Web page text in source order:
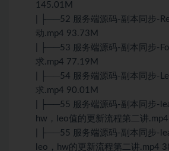
145.01M
| ├──52 服务端源码-副本同步-
动.mp4 93.73M
| ├──53 服务端源码-副本同步-
求.mp4 77.19M
| ├──54 服务端源码-副本同步-
求.mp4 90.01M
| ├──55 服务端源码-副本同步-
hw，leo值的更新流程第二讲
| ├──55 服务端源码-副本同步-
leo，hw的更新流程第二讲.mp4